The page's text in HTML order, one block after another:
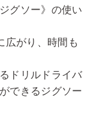
グソー》の使い
広がり、時間も
ドリルドライバ
できるジグソー